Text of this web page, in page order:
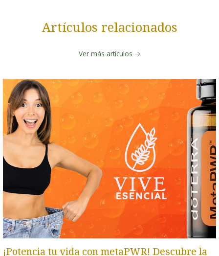
Artículos relacionados
Ver más artículos
¡Potencia tu vida con metaPWR! Descubre la